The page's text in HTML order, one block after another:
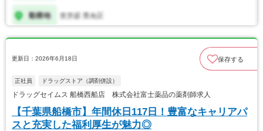
更新日：2026年6月18日 保存する
正社員 ドラッグストア（調剤併設）
ドラッグセイムス 船橋西船店 株式会社富士薬品の薬剤師求人
【千葉県船橋市】年間休日117日！豊富なキャリアパ
スと充実した福利厚生が魅力◎